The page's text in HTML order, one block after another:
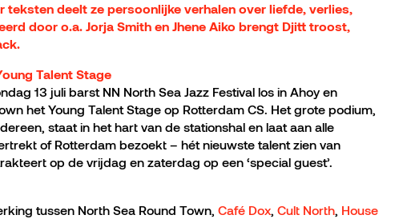
teksten deelt ze persoonlijke verhalen over liefde, verlies,
door o.a. Jorja Smith en Jhene Aiko brengt Djitt troost,
Talent Stage
13 juli barst NN North Sea Jazz Festival los in Ahoy en
het Young Talent Stage op Rotterdam CS. Het grote podium,
staat in het hart van de stationshal en laat aan alle
of Rotterdam bezoekt – hét nieuwste talent zien van
op de vrijdag en zaterdag op een ‘special guest’.
tussen North Sea Round Town, Café Dox, Cult North, House